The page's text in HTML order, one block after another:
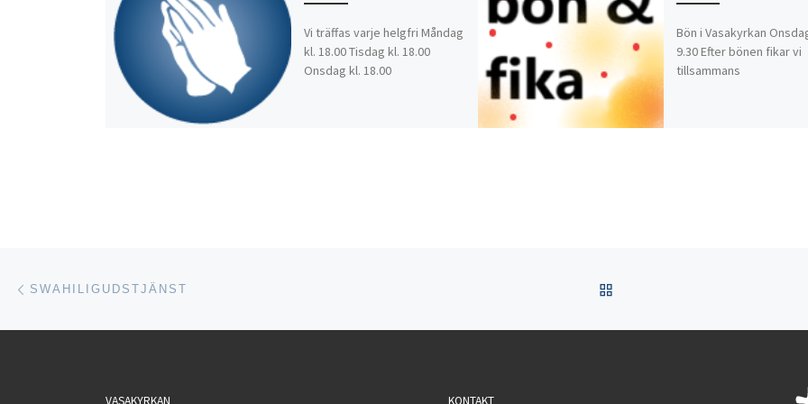
Vi träffas varje helgfri Måndag
kl. 18.00 Tisdag kl. 18.00
Onsdag kl. 18.00
Bön i Vasakyrkan
9.30 Efter bönen fikar vi
tillsammans
Inläggsnavigering
SWAHILIGUDSTJÄNST
VASAKYRKAN KONTAKT